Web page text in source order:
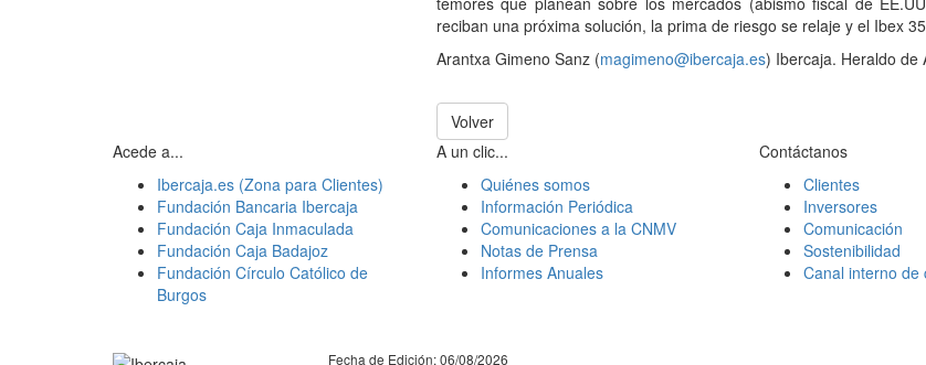
reciban una próxima solución, la prima de riesgo se relaje y el Ibex
Arantxa Gimeno Sanz (magimeno@ibercaja.es) Ibercaja. Heraldo de
Volver
Acede a...
Ibercaja.es (Zona para Clientes)
Fundación Bancaria Ibercaja
Fundación Caja Inmaculada
Fundación Caja Badajoz
Fundación Círculo Católico de
Burgos
A un clic...
Quiénes somos
Información Periódica
Comunicaciones a la CNMV
Notas de Prensa
Informes Anuales
Contáctanos
Clientes
Inversores
Comunicación
Sostenibilidad
Canal interno de
Fecha de Edición: 06/08/2026